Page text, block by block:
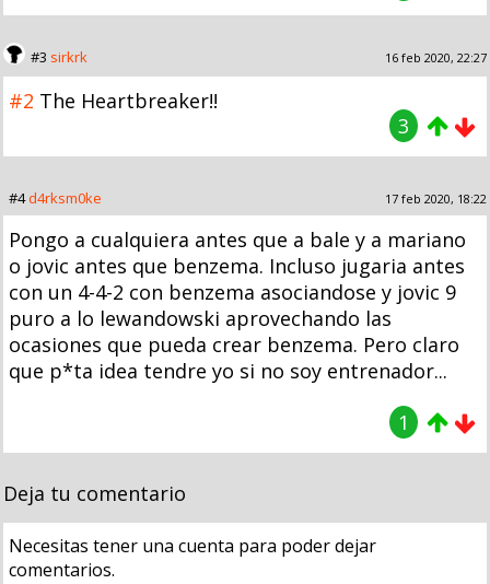
#3 sirkrk 16 feb 2020, 22:27
#2 The Heartbreaker!!
3
#4d4rksm0ke 17 feb 2020, 18:22
Pongo a cualquiera antes que a bale y a mariano
o jovic antes que benzema. Incluso jugaria antes
con un 4-4-2 con benzema asociandose y jovic 9
puro a lo lewandowski aprovechando las
ocasiones que pueda crear benzema. Pero claro
que p*ta idea tendre yo si no soy entrenador...
1
Deja tu comentario
Necesitas tener una cuenta para poder dejar
comentarios.